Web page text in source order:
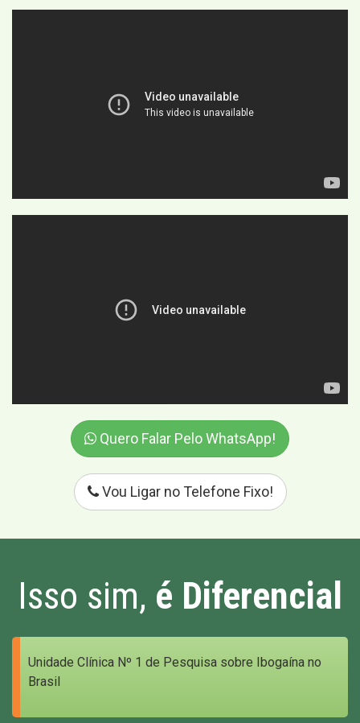
Quero Falar Pelo WhatsApp!
Vou Ligar no Telefone Fixo!
Isso sim, é Diferencial
Unidade Clínica Nº 1 de Pesquisa sobre Ibogaína no
Brasil